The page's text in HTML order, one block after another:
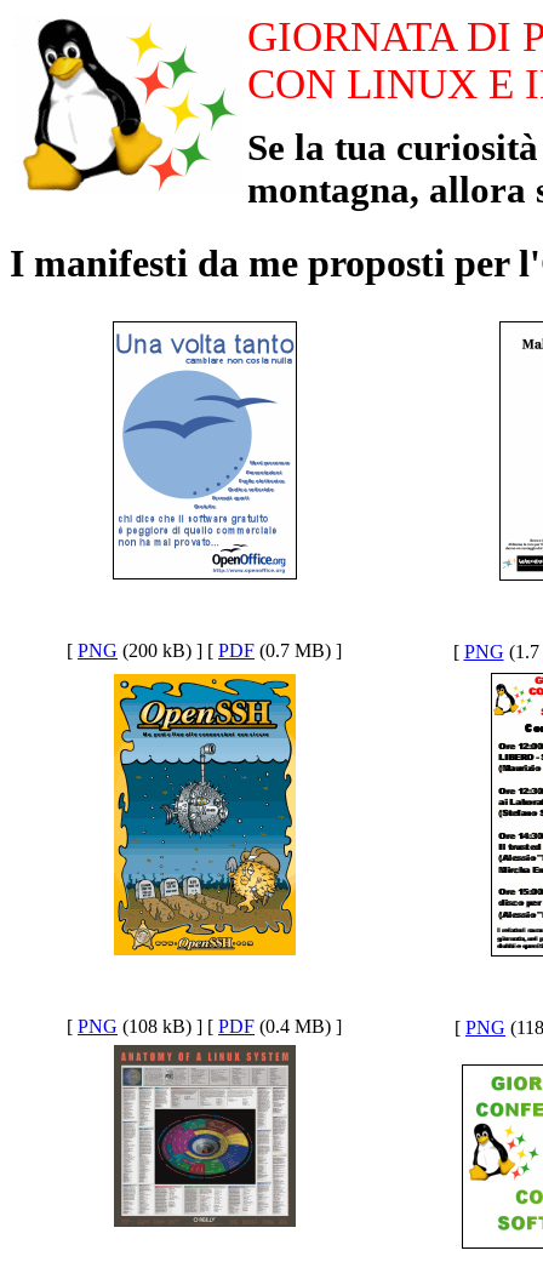
GIORNATA DI
CON LINUX E
Se la tua
montagna, allora
I manifesti da me proposti per
[ PNG (200 kB) ] [ PDF (0.7 MB) ] [ PNG
[ PNG (108 kB) ] [ PDF (0.4 MB) ] [ PNG